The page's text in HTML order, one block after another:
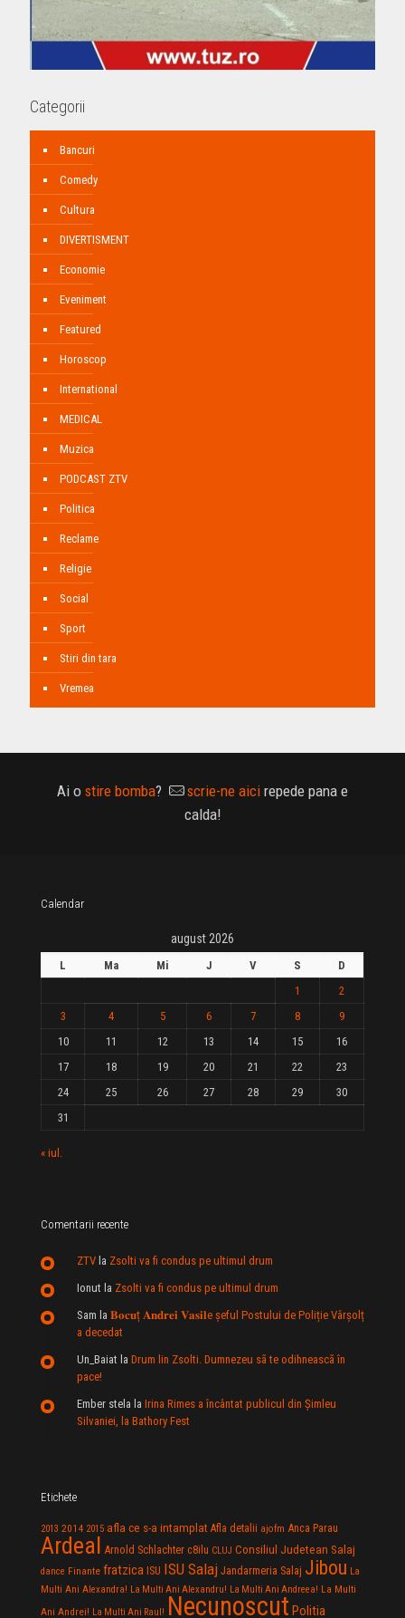
Categorii
Bancuri
Comedy
Cultura
DIVERTISMENT
Economie
Eveniment
Featured
Horoscop
International
MEDICAL
Muzica
PODCAST ZTV
Politica
Reclame
Religie
Social
Sport
Stiri din tara
Vremea
Ai o stire bomba? scrie-ne aici repede pana e
calda!
Calendar
august 2026
L Ma Mi J V S
D
1
2
3
4 5 6 7 8
9
10
11 12 13 14 15
16
17
18 19 20 21 22
23
24
25 26 27 28 29
30
31
« iul.
Comentarii recente
ZTV la Zsolti va fi condus pe ultimul drum
Ionut la Zsolti va fi condus pe ultimul drum
Sam la 𝐁𝐨𝐜𝐮ț 𝐀𝐧𝐝𝐫𝐞𝐢 𝐕𝐚𝐬𝐢𝐥e şeful Postului de Poliție Vârșolț
a decedat
Un_Baiat la Drum lin Zsolti. Dumnezeu sã te odihneascã în
pace!
Ember stela la Irina Rimes a încântat publicul din Şimleu
Silvaniei, la Bathory Fest
Etichete
2013 2014 2015 afla ce s-a intamplat Afla detalii ajofm Anca Parau
Ardeal Arnold Schlachter c8ilu CLUJ Consiliul Judetean Salaj
dance Finante fratzica ISU ISU Salaj Jandarmeria Salaj Jibou La
Multi Ani Alexandra! La Multi Ani Alexandru! La Multi Ani Andreea! La Multi
Ani Andrei! La Multi Ani Raul! Necunoscut Politia